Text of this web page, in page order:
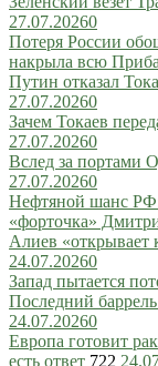
27.07.20260
Потеря России
накрыла всю
Путин отказал
27.07.20260
Зачем Токаев
27.07.20260
Вслед за портами
27.07.20260
Нефтяной шанс
«форточка»
Алиев «открывает
24.07.20260
Запад пытается
Последний
24.07.20260
Европа готовит
есть ответ 722